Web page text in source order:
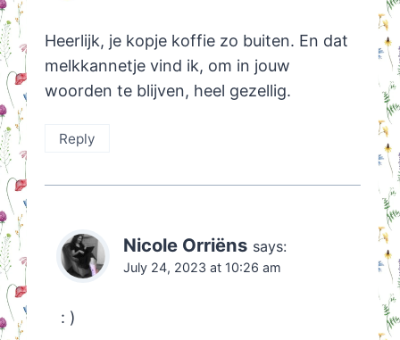
Heerlijk, je kopje koffie zo buiten. En dat
melkkannetje vind ik, om in jouw
woorden te blijven, heel gezellig.
Reply
Nicole Orriëns says:
July 24, 2023 at 10:26 am
: )